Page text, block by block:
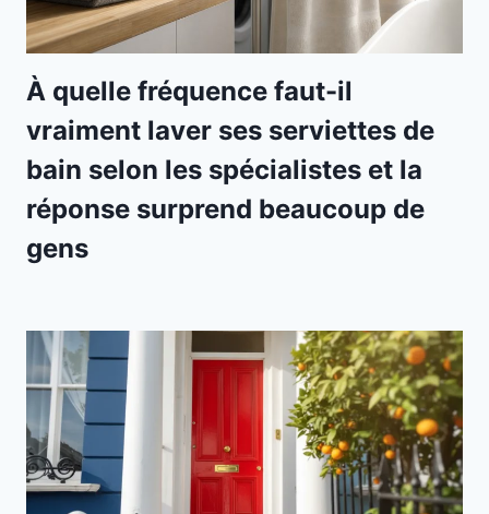
À quelle fréquence faut-il
vraiment laver ses serviettes de
bain selon les spécialistes et la
réponse surprend beaucoup de
gens